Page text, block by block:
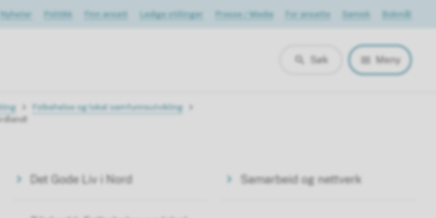
Nyheter Politikk Finn ansatt Ledige stillinger Presse / Media For ansatte Samisk Bokmål
Søk Meny
Folkehelse og lokal samfunnsutvikling
Det Gode Liv i Nord Samarbeid og nettverk